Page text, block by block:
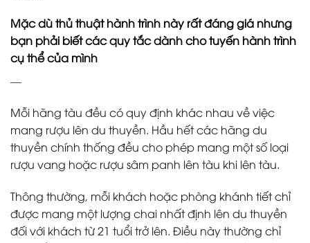
Mặc dù thủ thuật hành trình này rất đáng giá nhưng
bạn phải biết các quy tắc dành cho tuyến hành trình
cụ thể của mình
—
Mỗi hãng tàu đều có quy định khác nhau về việc
mang rượu lên du thuyền. Hầu hết các hãng du
thuyền chính thống đều cho phép mang một số loại
rượu vang hoặc rượu sâm panh lên tàu khi lên tàu.
Thông thường, mỗi khách hoặc phòng khánh tiết chỉ
được mang một lượng chai nhất định lên du thuyền
đối với khách từ 21 tuổi trở lên. Điều này thường chỉ